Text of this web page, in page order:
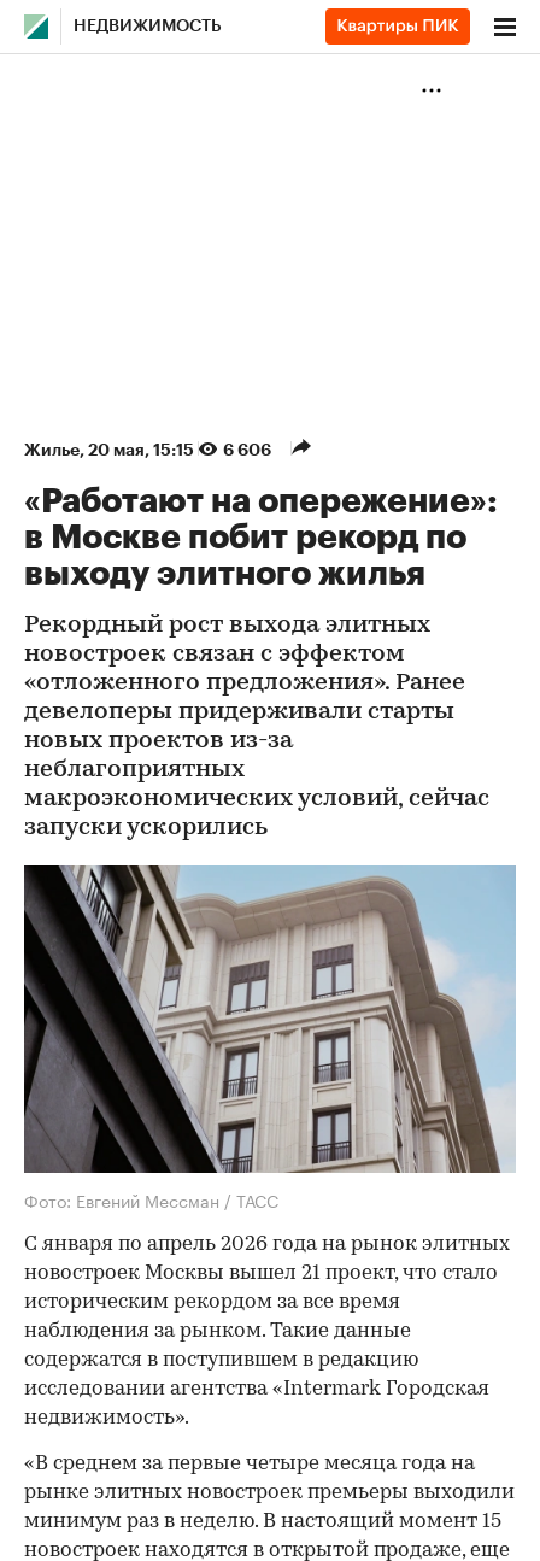
НЕДВИЖИМОСТЬ
Жилье⁠, 20 мая, 15:15 6 606
«Работают на опережение»:
в Москве побит рекорд по
выходу элитного жилья
Рекордный рост выхода элитных
новостроек связан с эффектом
«отложенного предложения». Ранее
девелоперы придерживали старты
новых проектов из-за
неблагоприятных
макроэкономических условий, сейчас
запуски ускорились
Фото: Евгений Мессман / ТАСС
С января по апрель 2026 года на рынок элитных
новостроек Москвы вышел 21 проект, что стало
историческим рекордом за все время
наблюдения за рынком. Такие данные
содержатся в поступившем в редакцию
исследовании агентства «Intermark Городская
недвижимость».
«В среднем за первые четыре месяца года на
рынке элитных новостроек премьеры выходили
минимум раз в неделю. В настоящий момент 15
новостроек находятся в открытой продаже, еще